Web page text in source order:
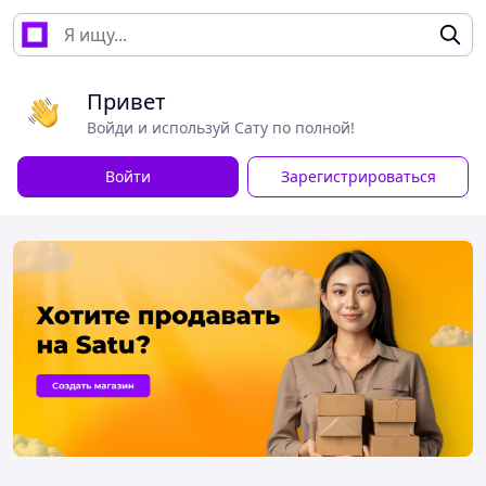
Привет
Войди и используй Сату по полной!
Войти Зарегистрироваться